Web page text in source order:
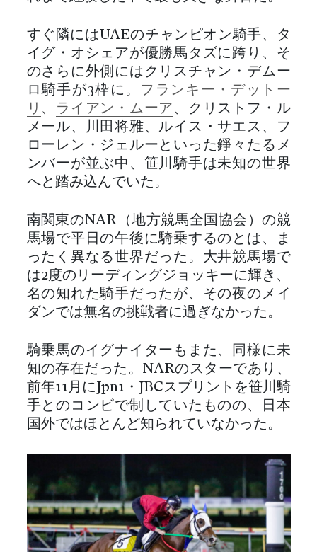
すぐ隣にはUAEのチャンピオン騎手、タ
イグ・オシェアが優勝馬タズに跨り、そ
のさらに外側にはクリスチャン・デムー
ロ騎手が3枠に。 フランキー・デットー
リ 、 ライアン・ムーア 、クリストフ・ル
メール、川田将雅、ルイス・サエス、フ
ローレン・ジェルーといった錚々たるメ
ンバーが並ぶ中、笹川騎手は未知の世界
へと踏み込んでいた。
南関東のNAR（地方競馬全国協会）の競
馬場で平日の午後に騎乗するのとは、ま
ったく異なる世界だった。大井競馬場で
は2度のリーディングジョッキーに輝き、
名の知れた騎手だったが、その夜のメイ
ダンでは無名の挑戦者に過ぎなかった。
騎乗馬のイグナイターもまた、同様に未
知の存在だった。NARのスターであり、
前年11月にJpn1・JBCスプリントを笹川騎
手とのコンビで制していたものの、日本
国外ではほとんど知られていなかった。